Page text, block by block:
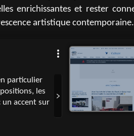
artistique contemporaine.
particulier
les
un accent sur